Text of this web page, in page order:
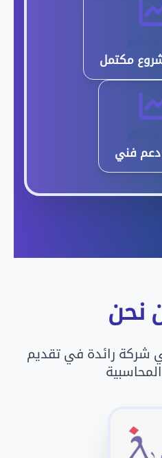
نحن
رائدة في تقديم